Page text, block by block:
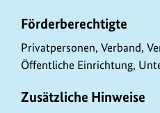
g
r
a
m
Förderberechtigte
Privatpersonen, Verband,
Öffentliche Einrichtung,
Zusätzliche Hinweise